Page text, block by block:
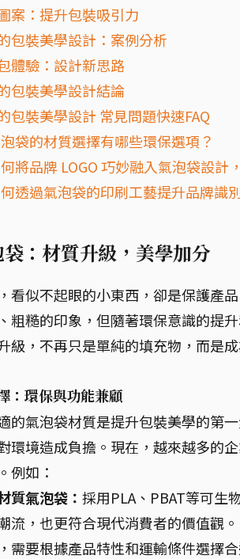
案：提升包裝吸引力
包裝美學設計：案例分析
體驗：設計新思路
包裝美學設計結論
包裝美學設計 常見問題快速FAQ
袋的材質選擇有哪些環保選項？
將品牌 LOGO 巧妙融入氣泡袋設計
透過氣泡袋的印刷工藝提升品牌識
：材質升級，美學加分
看似不起眼的小東西，卻是保護產
粗糙的印象，但隨著環保意識的提
級，不再只是單純的填充物，而是
：環保與功能兼顧
的氣泡袋材質是提升包裝美學的第
環境造成負擔。現在，越來越多的
例如：
質氣泡袋： 採用PLA、PBAT等可生
流，也更符合現代消費者的價值觀
需要根據產品特性和運輸條件選擇合